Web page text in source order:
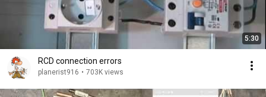
5:30
RCD connection errors
planerist916 • 703K views